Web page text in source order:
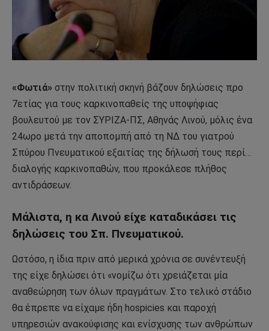
«Φωτιά» στην πολιτική σκηνή βάζουν δηλώσεις προ
7ετίας για τους καρκινοπαθείς της υποψήφιας
βουλευτού με τον ΣΥΡΙΖΑ-ΠΣ, Αθηνάς Λινού, μόλις ένα
24ωρο μετά την αποπομπή από τη ΝΔ του γιατρού
Σπύρου Πνευματικού εξαιτίας της δήλωσή τους περί…
διαλογής καρκινοπαθών, που προκάλεσε πλήθος
αντιδράσεων.
Μάλιστα, η κα Λινού είχε καταδικάσει τις
δηλώσεις του Σπ. Πνευματικού.
Ωστόσο, η ίδια πριν από μερικά χρόνια σε συνέντευξή
της είχε δηλώσει ότι «νομίζω ότι χρειάζεται μία
αναθεώρηση των όλων πραγμάτων. Στο τελικό στάδιο
θα έπρεπε να είχαμε ήδη hospicies και παροχή
υπηρεσιών ανακούφισης και ενίσχυσης των ανθρώπων